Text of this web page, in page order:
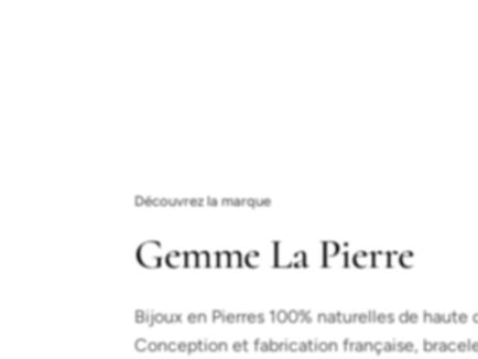
Découvrez la marque
Gemme La Pierre
Bijoux en Pierres 100% naturelles de haute
Conception et fabrication française,